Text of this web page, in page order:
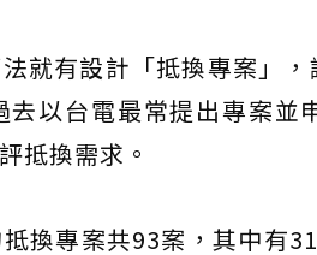
就有設計「抵換專案」
以台電最常提出專案並
抵換需求。
換專案共93案，其中有